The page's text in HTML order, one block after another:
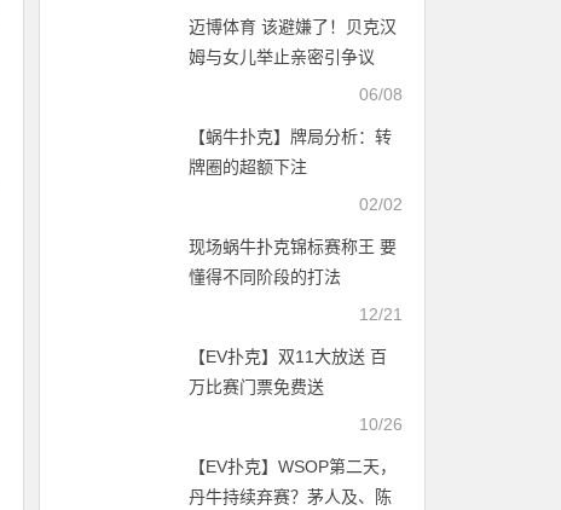
迈博体育 该避嫌了！贝克汉
姆与女儿举止亲密引争议
06/08
【蜗牛扑克】牌局分析：转
牌圈的超额下注
02/02
现场蜗牛扑克锦标赛称王 要
懂得不同阶段的打法
12/21
【EV扑克】双11大放送 百
万比赛门票免费送
10/26
【EV扑克】WSOP第二天，
丹牛持续弃赛？茅人及、陈